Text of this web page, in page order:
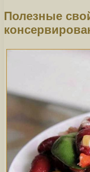
Полезные